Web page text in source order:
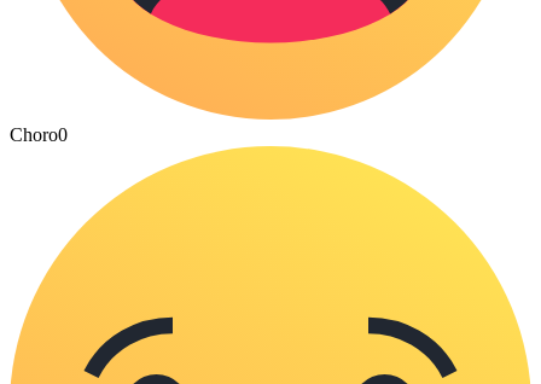
Choro0